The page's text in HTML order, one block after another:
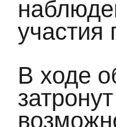
В ходе